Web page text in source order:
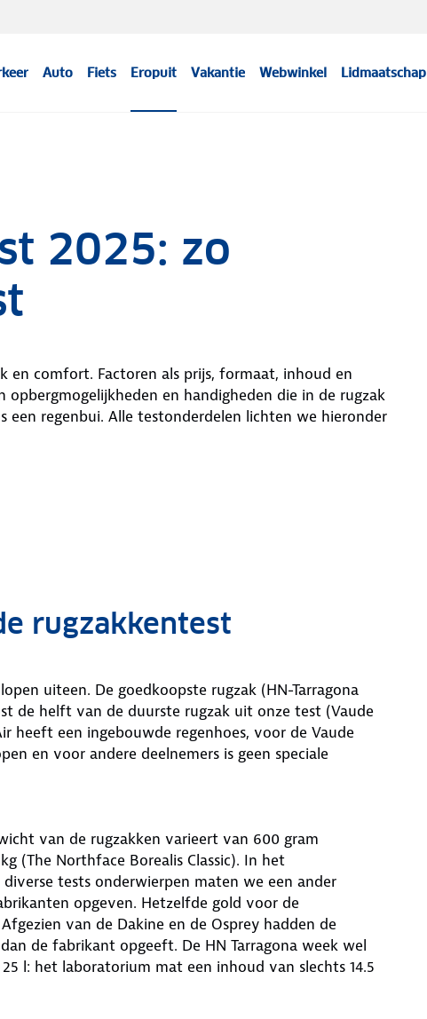
Auto Fiets Eropuit Vakantie Webwinkel Lidmaatschap
2025: zo
en comfort. Factoren als prijs, formaat, inhoud en
en handigheden die in de rugzak
regenbui. Alle testonderdelen lichten we hieronder
rugzakkentest
uiteen. De goedkoopste rugzak (HN-Tarragona
de helft van de duurste rugzak uit onze test (Vaude
heeft een ingebouwde regenhoes, voor de Vaude
en voor andere deelnemers is geen speciale
van de rugzakken varieert van 600 gram
(The Northface Borealis Classic). In het
tests onderwierpen maten we een ander
opgeven. Hetzelfde gold voor de
van de Dakine en de Osprey hadden de
de fabrikant opgeeft. De HN Tarragona week wel
l: het laboratorium mat een inhoud van slechts 14.5